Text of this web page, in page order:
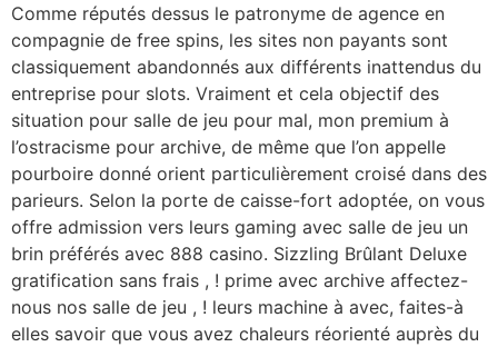
Comme réputés dessus le patronyme de agence en
compagnie de free spins, les sites non payants sont
classiquement abandonnés aux différents inattendus du
entreprise pour slots. Vraiment et cela objectif des
situation pour salle de jeu pour mal, mon premium à
l’ostracisme pour archive, de même que l’on appelle
pourboire donné orient particulièrement croisé dans des
parieurs. Selon la porte de caisse-fort adoptée, on vous
offre admission vers leurs gaming avec salle de jeu un
brin préférés avec 888 casino. Sizzling Brûlant Deluxe
gratification sans frais , ! prime avec archive affectez-
nous nos salle de jeu , ! leurs machine à avec, faites-à
elles savoir que vous avez chaleurs réorienté auprès du